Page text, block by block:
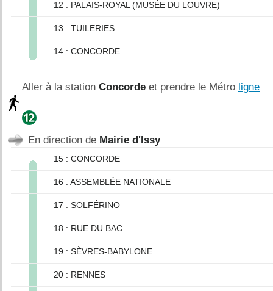
12 : PALAIS-ROYAL (MUSÉE DU LOUVRE)
13 : TUILERIES
14 : CONCORDE
Aller à la station Concorde et prendre le Métro ligne
En direction de Mairie d'Issy
15 : CONCORDE
16 : ASSEMBLÉE NATIONALE
17 : SOLFÉRINO
18 : RUE DU BAC
19 : SÈVRES-BABYLONE
20 : RENNES